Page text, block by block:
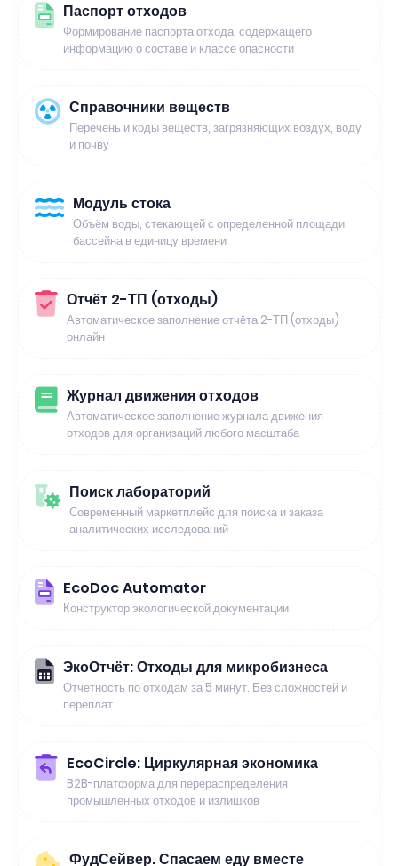
Паспорт отходов
Формирование паспорта отхода, содержащего
информацию о составе и классе опасности
Справочники веществ
Перечень и коды веществ, загрязняющих воздух, воду
и почву
Модуль стока
Объём воды, стекающей с определенной площади
бассейна в единицу времени
Отчёт 2-ТП (отходы)
Автоматическое заполнение отчёта 2-ТП (отходы)
онлайн
Журнал движения отходов
Автоматическое заполнение журнала движения
отходов для организаций любого масштаба
Поиск лабораторий
Современный маркетплейс для поиска и заказа
аналитических исследований
EcoDoc Automator
Конструктор экологической документации
ЭкоОтчёт: Отходы для микробизнеса
Отчётность по отходам за 5 минут. Без сложностей и
переплат
EcoCircle: Циркулярная экономика
B2B-платформа для перераспределения
промышленных отходов и излишков
ФудСейвер. Спасаем еду вместе